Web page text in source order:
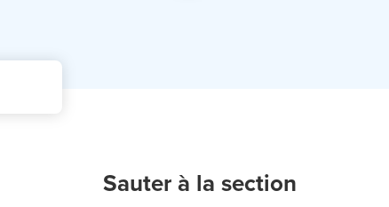
Sauter à la section